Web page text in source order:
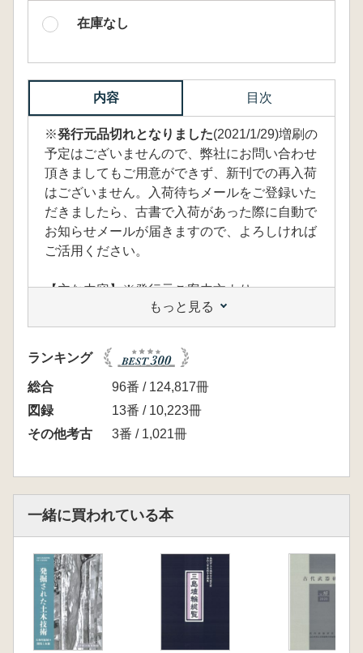
在庫なし
内容 目次
※発行元品切れとなりました(2021/1/29)増刷の
予定はございませんので、弊社にお問い合わせ
頂きましてもご用意ができず、新刊での再入荷
はございません。入荷待ちメールをご登録いた
だきましたら、古書で入荷があった際に自動で
お知らせメールが届きますので、よろしければ
ご活用ください。
【主な内容】※発行元ご案内文より
大塚初重先生は、遺跡の調査や見学する際に、
その様子をスケッチし記録されてきました。
1980年代から描きつづられた作品群は約660点
にも及び、その一部は刊行物のカットや絵葉書
等の形で公表され、2019年には明治大学博物
館で個展も開催されました。古墳や遺跡を中心
に描かれた作品の数々は、考古学者ならではの
鋭い視点を感じさせるとともに、その柔らかな
鮮半島の遺跡、先生の思い出深い上高地の風景
る一冊です。この機会にぜひお求めください。
もっと見る
ランキング
総合
96番 / 124,817冊
図録
13番 / 10,223冊
その他考古
3番 / 1,021冊
一緒に買われている本